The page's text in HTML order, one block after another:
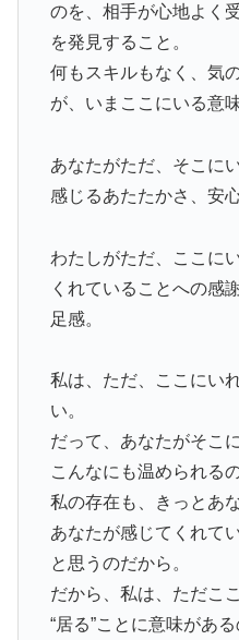
のを、相手が心地よく
を発見すること。
何もスキルもなく、気
が、いまここにいる意味
あなたがただ、そこに
感じるあたたかさ、安心
わたしがただ、ここに
くれていることへの感
足感。
私は、ただ、ここにい
い。
だって、あなたがそこ
こんなにも温められる
私の存在も、きっとあ
あなたが感じてくれて
と思うのだから。
だから、私は、ただこ
“居る”ことに意味がある